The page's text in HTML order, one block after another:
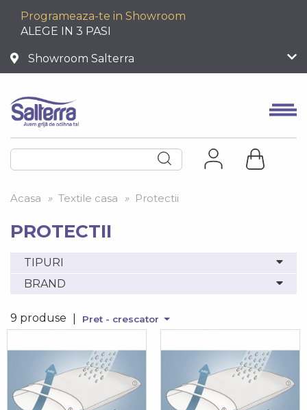
Programeaza-te in Showroom
ALEGE IN 3 PASI
Showroom Salterra
Acasa » Textile casa » Protectii
PROTECTII
TIPURI
BRAND
9 produse Pret - crescator